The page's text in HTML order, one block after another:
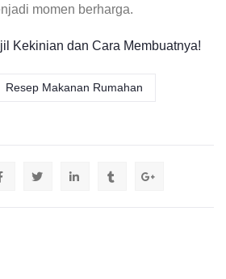
momen berharga.
Kekinian dan Cara Membuatnya!
Resep Makanan Rumahan